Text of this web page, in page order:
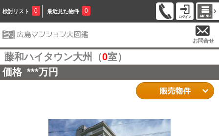
検討リスト 0 最近見た物件 0
お問合せ
藤和ハイタウン大州（0室）
価格 ***万円